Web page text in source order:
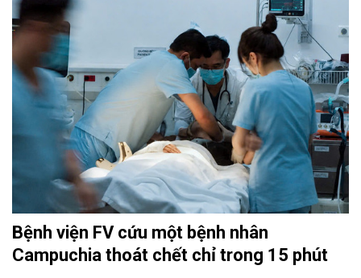
Bệnh viện FV cứu một bệnh nhân
Campuchia thoát chết chỉ trong 15 phút